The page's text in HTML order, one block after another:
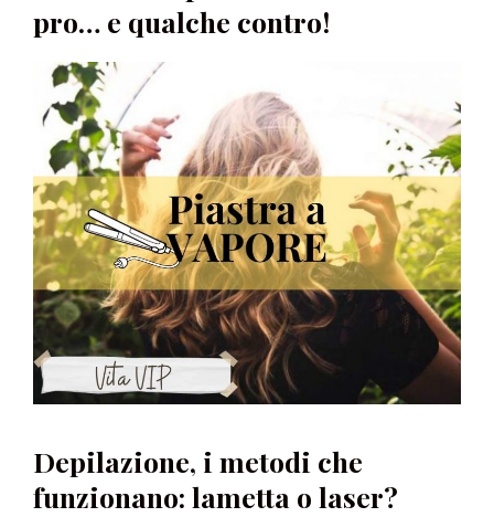
pro… e qualche contro!
Depilazione, i metodi che
funzionano: lametta o laser?